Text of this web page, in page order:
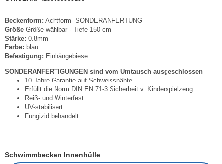
Beckenform: Achtform- SONDERANFERTUNG
Größe Größe wählbar - Tiefe 150 cm
Stärke: 0,8mm
Farbe: blau
Befestigung: Einhängebiese
SONDERANFERTIGUNGEN sind vom Umtausch ausgeschlossen
10 Jahre Garantie auf Schweissnähte
Erfüllt die Norm DIN EN 71-3 Sicherheit v. Kinderspielzeug
Reiß- und Winterfest
UV-stabilisert
Fungizid behandelt
Schwimmbecken Innenhülle